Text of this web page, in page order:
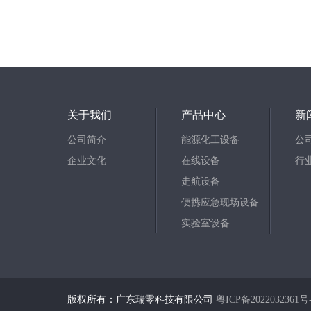
关于我们
公司简介
企业文化
产品中心
能源化工设备
在线设备
走航设备
便携应急现场设备
实验室设备
新
公
行
版权所有：广东瑞零科技有限公司 粤ICP备2022032361号